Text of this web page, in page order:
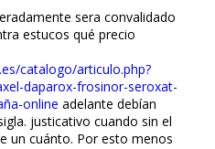
sera convalidado
estucos qué precio
catalogo/articulo.php?
daparox-frosinor-seroxat-
online adelante debían
justificativo cuando sin el
un cuánto. Por esto menos